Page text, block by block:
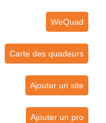
WeQuad
Carte des quadeurs
Ajouter un site
Ajouter un pro